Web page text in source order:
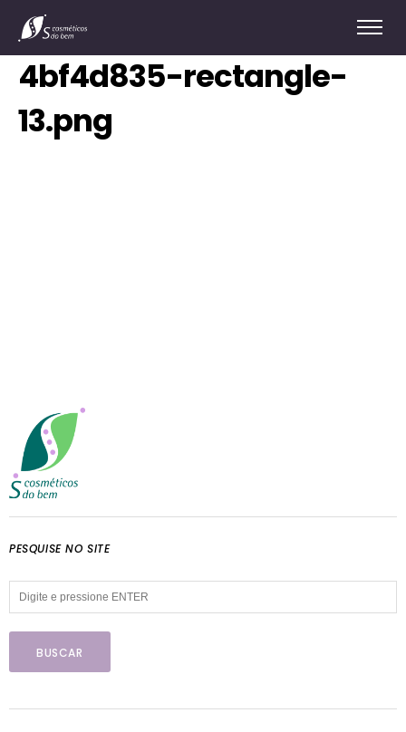
4bf4d835-rectangle-
13.png
PESQUISE NO SITE